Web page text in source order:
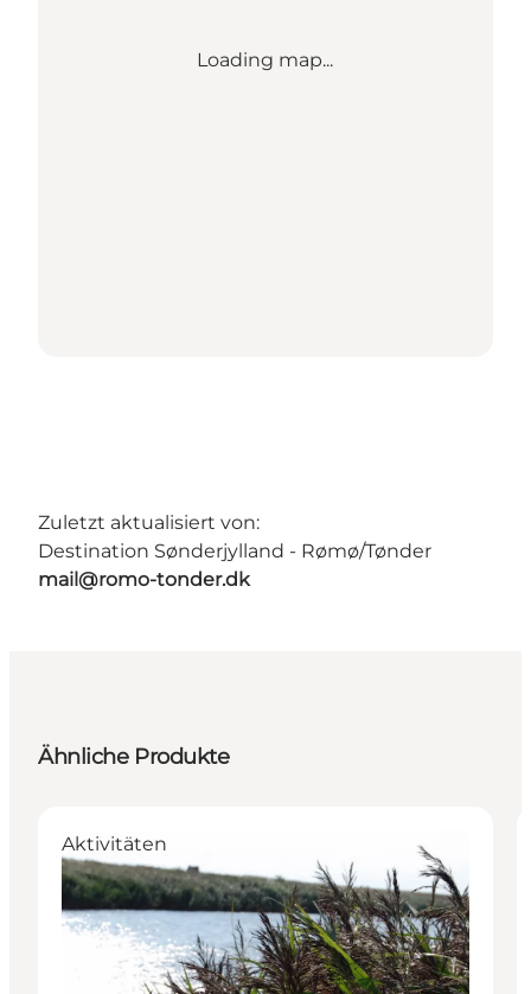
Loading map...
Zuletzt aktualisiert von:
Destination Sønderjylland - Rømø/Tønder
mail@romo-tonder.dk
Ähnliche Produkte
Aktivitäten